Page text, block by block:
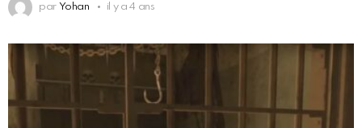
par Yohan il y a 4 ans